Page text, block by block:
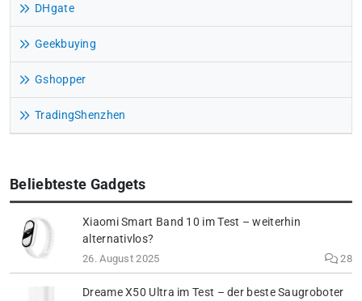
DHgate
Geekbuying
Gshopper
TradingShenzhen
Beliebteste Gadgets
Xiaomi Smart Band 10 im Test – weiterhin
alternativlos?
26. August 2025 28
Dreame X50 Ultra im Test – der beste Saugroboter